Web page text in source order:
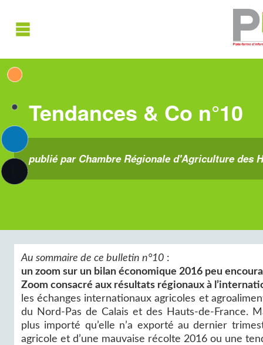
Tendances & Co n°10
publié par Chambre Régionale d'Agriculture des
Au sommaire de ce bulletin n°10 :
un zoom sur un bilan économique 2016 peu
Zoom consacré aux résultats régionaux à
les échanges internationaux agricoles et
du Nord-Pas de Calais et des Hauts-de-France.
plus importé qu’elle n’a exporté au dernier
agricole et d’une mauvaise récolte 2016 ou une